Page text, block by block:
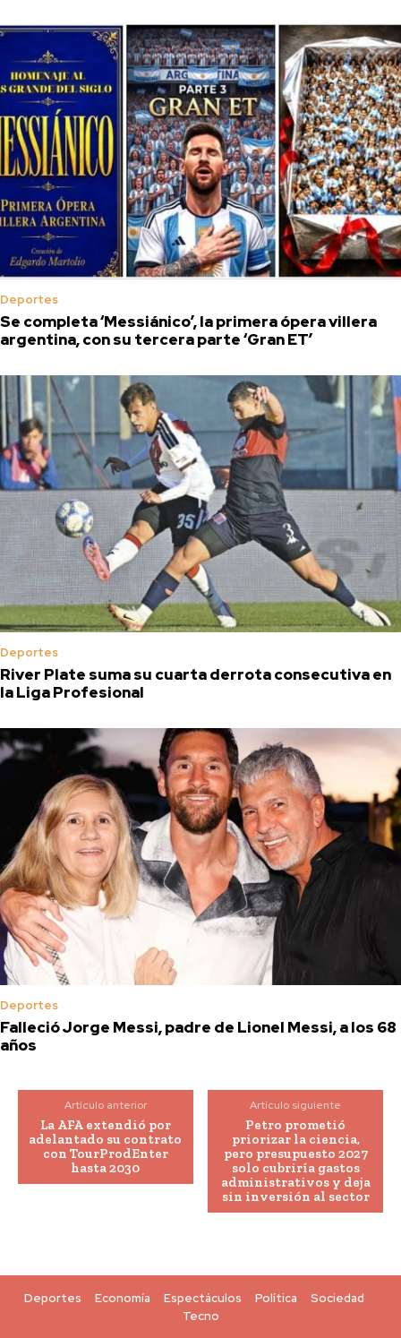
Deportes
Se completa ‘Messiánico’, la primera ópera villera
argentina, con su tercera parte ‘Gran ET’
Deportes
River Plate suma su cuarta derrota consecutiva en
la Liga Profesional
Deportes
Falleció Jorge Messi, padre de Lionel Messi, a los 68
años
Artículo anterior
La AFA extendió por
adelantado su contrato
con TourProdEnter
hasta 2030
Artículo siguiente
Petro prometió
priorizar la ciencia,
pero presupuesto 2027
solo cubriría gastos
administrativos y deja
sin inversión al sector
Deportes Economía Espectáculos Política
Sociedad
Tecno